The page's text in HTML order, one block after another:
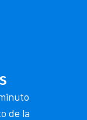
de la